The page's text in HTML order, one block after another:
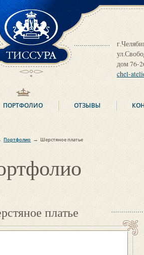
ТИССУРА
Портфолио → Шерстяное платье
платье
дом 76-
chel-
ПОРТФОЛИО ОТЗЫВЫ